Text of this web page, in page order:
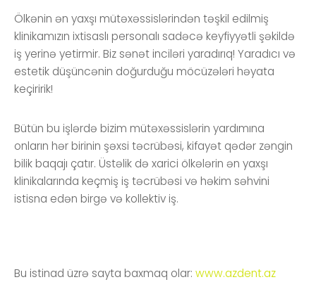
Ölkənin ən yaxşı mütəxəssislərindən təşkil edilmiş
klinikamızın ixtisaslı personalı sadəcə keyfiyyətli şəkildə
iş yerinə yetirmir. Biz sənət inciləri yaradırıq! Yaradıcı və
estetik düşüncənin doğurduğu möcüzələri həyata
keçiririk!
Bütün bu işlərdə bizim mütəxəssislərin yardımına
onların hər birinin şəxsi təcrübəsi, kifayət qədər zəngin
bilik baqajı çatır. Üstəlik də xarici ölkələrin ən yaxşı
klinikalarında keçmiş iş təcrübəsi və həkim səhvini
istisna edən birgə və kollektiv iş.
Bu istinad üzrə sayta baxmaq olar:www.azdent.az